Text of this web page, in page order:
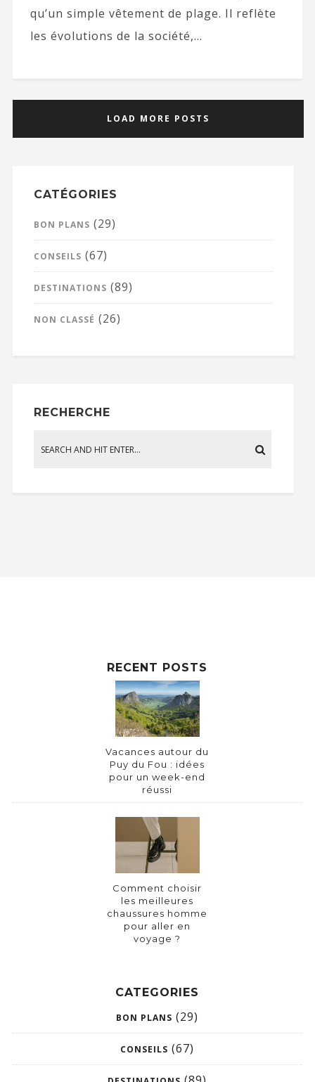
qu’un simple vêtement de plage. Il reflète
les évolutions de la société,...
LOAD MORE POSTS
CATÉGORIES
BON PLANS (29)
CONSEILS (67)
DESTINATIONS (89)
NON CLASSÉ (26)
RECHERCHE
RECENT POSTS
Vacances autour du
Puy du Fou : idées
pour un week-end
réussi
Comment choisir
les meilleures
chaussures homme
pour aller en
voyage ?
CATEGORIES
BON PLANS (29)
CONSEILS (67)